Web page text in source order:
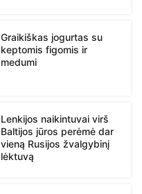
Graikiškas jogurtas su
keptomis figomis ir
medumi
Lenkijos naikintuvai virš
Baltijos jūros perėmė dar
vieną Rusijos žvalgybinį
lėktuvą